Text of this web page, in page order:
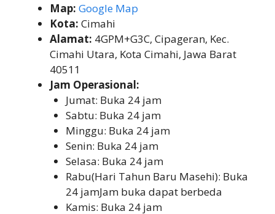
Map: Google Map
Kota: Cimahi
Alamat: 4GPM+G3C, Cipageran, Kec.
Cimahi Utara, Kota Cimahi, Jawa Barat
40511
Jam Operasional:
Jumat: Buka 24 jam
Sabtu: Buka 24 jam
Minggu: Buka 24 jam
Senin: Buka 24 jam
Selasa: Buka 24 jam
Rabu(Hari Tahun Baru Masehi): Buka
24 jamJam buka dapat berbeda
Kamis: Buka 24 jam